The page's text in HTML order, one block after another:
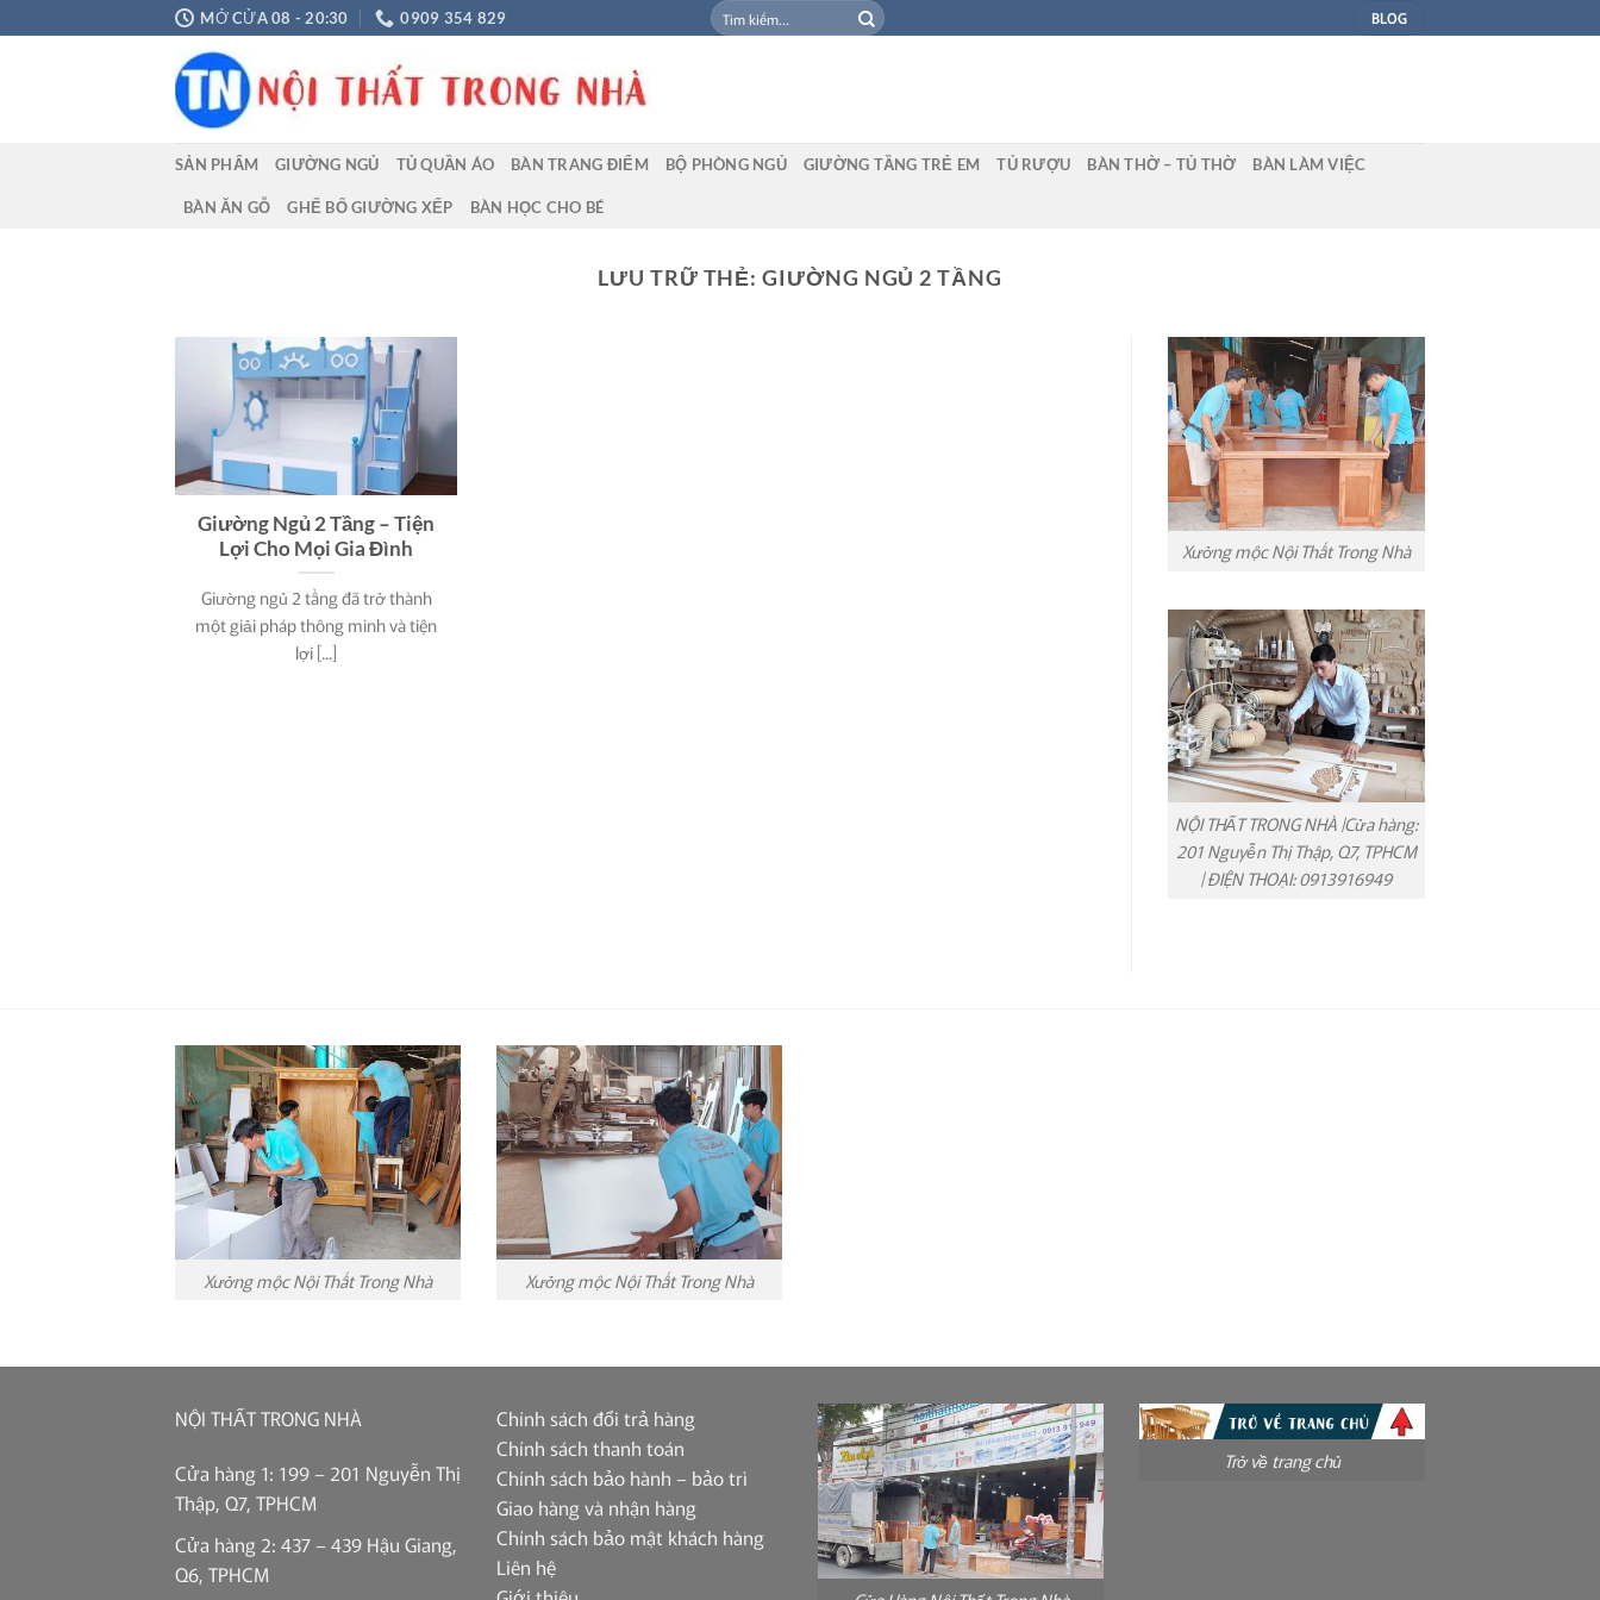
đến
MỞ CỬA 08 - 20:30 0909 354 829
Tìm
kiếm:
BLOG
SẢN PHẨM GIƯỜNG NGỦ TỦ QUẦN ÁO BÀN TRANG ĐIỂM BỘ PHÒNG NGỦ GIƯỜNG TẦNG TRẺ EM TỦ RƯỢU BÀN THỜ – TỦ THỜ BÀN LÀM VIỆC
BÀN ĂN GỖ GHẾ BỐ GIƯỜNG XẾP BÀN HỌC CHO BÉ
LƯU TRỮ THẺ:GIƯỜNG NGỦ 2 TẦNG
Giường Ngủ 2 Tầng – Tiện
Lợi Cho Mọi Gia Đình
Giường ngủ 2 tầng đã trở thành
một giải pháp thông minh và tiện
lợi [...]
Xưởng mộc Nội Thất Trong Nhà
NỘI THẤT TRONG NHÀ |Cửa hàng:
201 Nguyễn Thị Thập, Q7, TPHCM
| ĐIỆN THOẠI: 0913916949
Xưởng mộc Nội Thất Trong Nhà Xưởng mộc Nội Thất Trong Nhà
NỘI THẤT TRONG NHÀ
Cửa hàng 1: 199 – 201 Nguyễn Thị
Thập, Q7, TPHCM
Cửa hàng 2: 437 – 439 Hậu Giang,
Q6, TPHCM
Chính sách đổi trả hàng
Chính sách thanh toán
Chính sách bảo hành – bảo trì
Giao hàng và nhận hàng
Chính sách bảo mật khách hàng
Liên hệ
Trở về trang chủ